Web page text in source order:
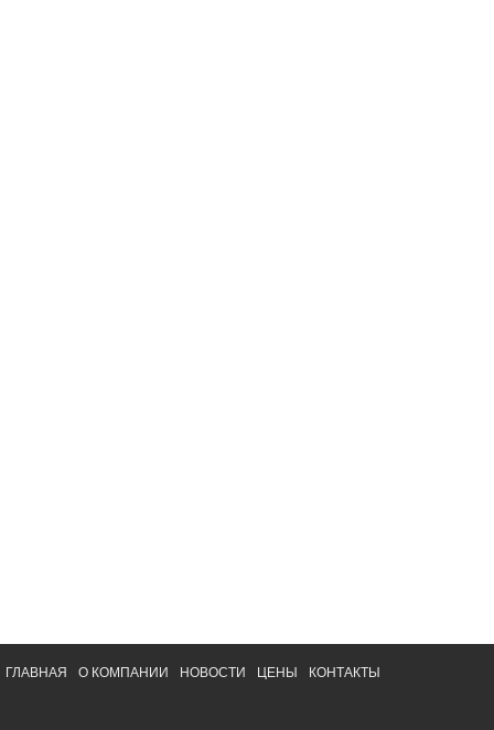
ГЛАВНАЯ О КОМПАНИИ НОВОСТИ ЦЕНЫ КОНТАКТЫ